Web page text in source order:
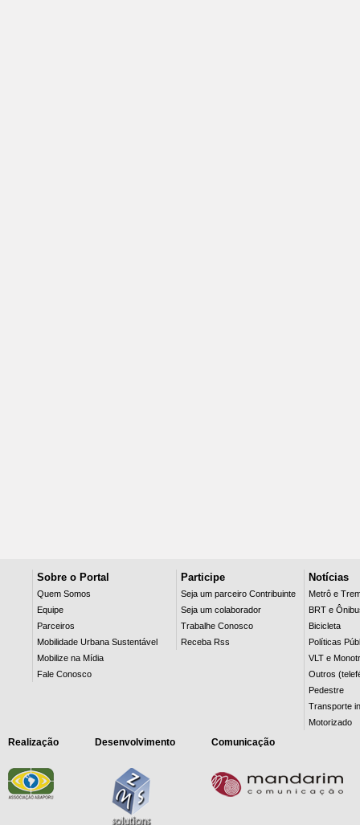
Sobre o Portal
Quem Somos
Equipe
Parceiros
Mobilidade Urbana Sustentável
Mobilize na Mídia
Fale Conosco
Participe
Seja um parceiro Contribuinte
Seja um colaborador
Trabalhe Conosco
Receba Rss
Notícias
Metrô e
BRT e
Bicicleta
Políticas
VLT e
Outros
Pedestre
Transporte
Motorizado
Realização Desenvolvimento Comunicação